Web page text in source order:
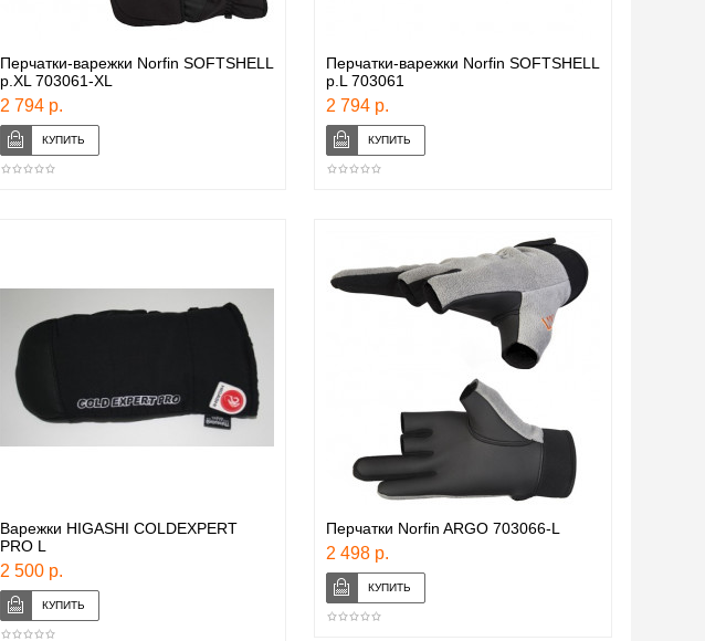
Перчатки-варежки Norfin SOFTSHELL
р.XL 703061-XL
2 794 р.
Перчатки-варежки Norfin SOFTSHELL
р.L 703061
2 794 р.
Варежки HIGASHI COLDEXPERT
PRO L
2 500 р.
Перчатки Norfin ARGO 703066-L
2 498 р.